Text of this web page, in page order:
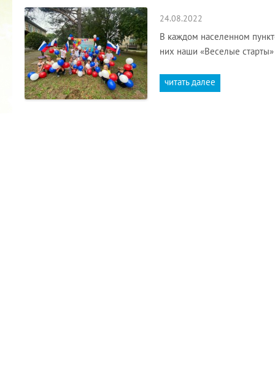
24.08.2022
В каждом населенном
них наши «Веселые
читать далее